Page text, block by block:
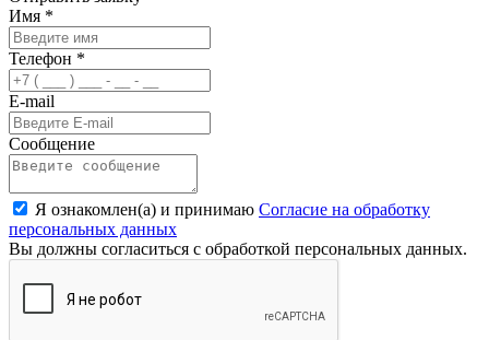
Имя *
Телефон *
E-mail
Сообщение
Я ознакомлен(а) и принимаю Согласие на обработку
персональных данных
Вы должны согласиться с обработкой персональных данных.